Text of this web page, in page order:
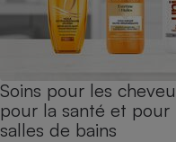
Soins pour les
pour la santé et pour
salles de bains